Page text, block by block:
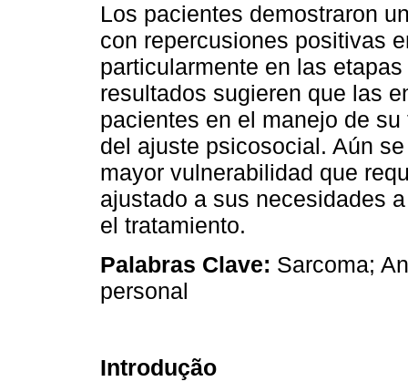
Los pacientes demostraron
con repercusiones positivas
particularmente en las
resultados sugieren que las
pacientes en el manejo de
del ajuste psicosocial. Aún
mayor vulnerabilidad que
ajustado a sus necesidades
el tratamiento.
Palabras Clave: Sarcoma;
personal
Introdução